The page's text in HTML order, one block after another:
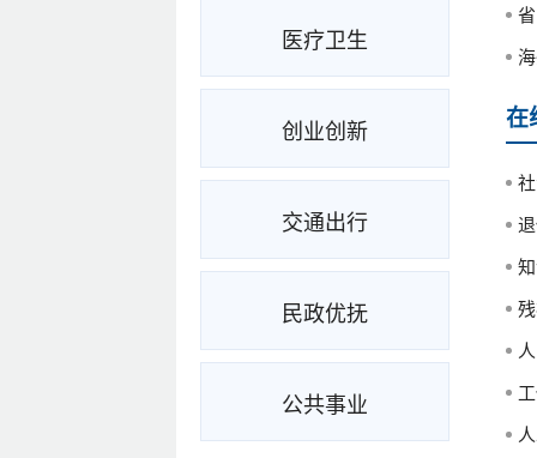
医疗卫生
创业创新
交通出行
民政优抚
公共事业
在